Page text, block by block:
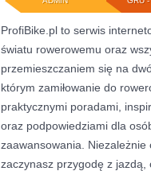
ProfiBike.pl to serwis
światu rowerowemu oraz
przemieszczaniem się na
którym zamiłowanie do
praktycznymi poradami,
oraz podpowiedziami dla
zaawansowania.
zaczynasz przygodę z jazdą,